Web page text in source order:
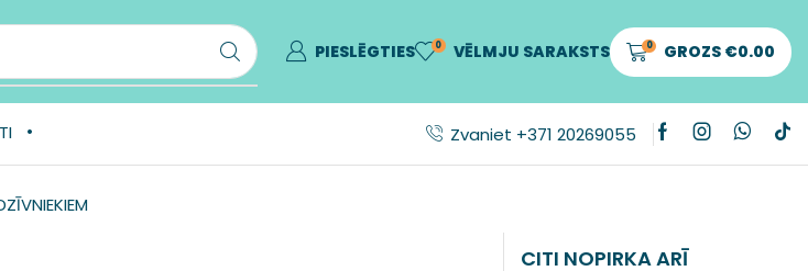
PIESLĒGTIES 0 VĒLMJU SARAKSTS 0 GROZS €0.00
Zvaniet +371 20269055
CITI NOPIRKA ARĪ